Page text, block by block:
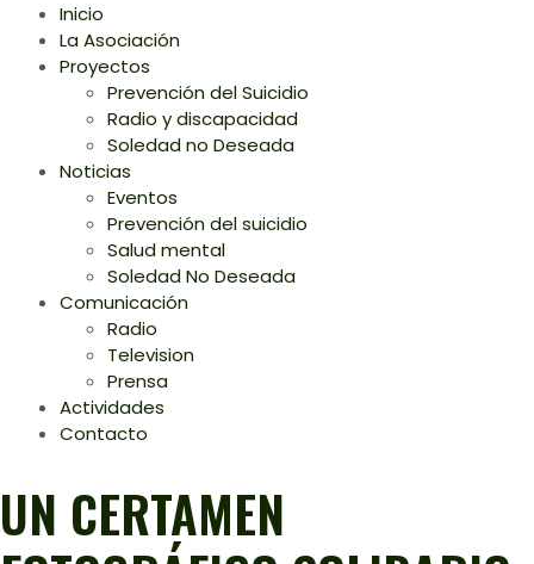
Inicio
La Asociación
Proyectos
Prevención del Suicidio
Radio y discapacidad
Soledad no Deseada
Noticias
Eventos
Prevención del suicidio
Salud mental
Soledad No Deseada
Comunicación
Radio
Television
Prensa
Actividades
Contacto
UN CERTAMEN